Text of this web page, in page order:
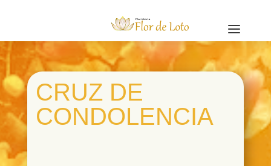
a
CRUZ DE
CONDOLENCIA